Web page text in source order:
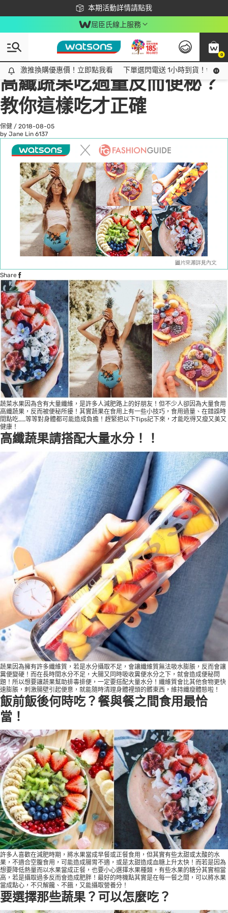
本期活動詳情請點我
下載app最高回饋$350
屈臣氏線上服務
0
激推換購優惠價！立即點我看
激推換購優惠價！立即點我看 下單選閃電送 1小時到貨！領神
All
話題趨勢
高纖蔬果吃過量反而便秘？
教你這樣吃才正確
保健 / 2018-08-05
by Jane Lin 6137
Share
蔬菜水果因為含有大量纖維，是許多人減肥路上的好朋友！但不少人卻因為大量食用
高纖蔬果，反而被便秘所擾！其實蔬果在食用上有一些小技巧，食用過量、在錯誤時
間點吃……等等對身體都可能造成負擔！趕緊把以下Tips記下來，才能吃得又瘦又美又
健康！
高纖蔬果請搭配大量水分！！
蔬果因為擁有許多纖維質，若是水分攝取不足，會讓纖維質無法吸水膨脹，反而會讓
糞便變硬！而在長時間水分不足，大腸又同時吸收糞便水分之下，就會造成便秘問
題！所以想要讓蔬果幫助排毒排便，一定要搭配大量水分！纖維質會比其他食物更快
速膨脹，刺激腸壁引起便意，就能隨時清理身體裡頭的髒東西，維持纖瘦體態啦！
飯前飯後何時吃？餐與餐之間食用最恰
當！
許多人喜歡在減肥時期，將水果當成早餐或正餐食用，但其實有些太甜或太酸的水
果，不適合空腹食用，可能造成腸胃不適，或是太甜造成血糖上升太快！而若是因為
想要降低熱量而以水果當成正餐，也要小心選擇水果種類，有些水果的糖分其實相當
高，若是攝取過多反而會造成肥胖！最好的時機點其實是在每一餐之間，可以將水果
當成點心，不只解饞、不餓，又能攝取營養分！
要選擇那些蔬果？可以怎麼吃？